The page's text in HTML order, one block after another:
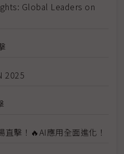
Global Leaders on
2025
直擊！🔥AI應用全面進化！